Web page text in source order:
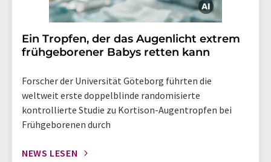
Ein Tropfen, der das Augenlicht extrem
frühgeborener Babys retten kann
Forscher der Universität Göteborg führten die
weltweit erste doppelblinde randomisierte
kontrollierte Studie zu Kortison-Augentropfen bei
Frühgeborenen durch
NEWS LESEN